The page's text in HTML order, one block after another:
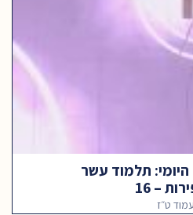
תלמוד עשר
– 16
עמוד ט״ז